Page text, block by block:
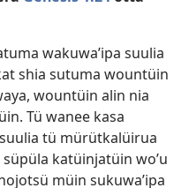
wakuwaʼipa suulia
shia sutuma wountüin
wountüin alin nia
Tü wanee kasa
tü mürütkalüirua
katüinjatüin woʼu
müin sukuwaʼipa